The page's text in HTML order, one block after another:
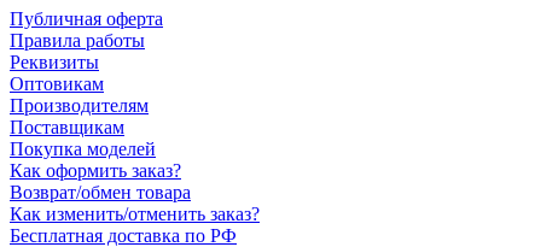
Публичная оферта
Правила работы
Реквизиты
Оптовикам
Производителям
Поставщикам
Покупка моделей
Как оформить заказ?
Возврат/обмен товара
Как изменить/отменить заказ?
Бесплатная доставка по РФ